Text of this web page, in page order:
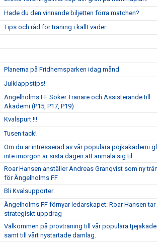
Hade du den vinnande biljetten förra matchen?
Tips och råd för träning i kallt väder
Planerna på Fridhemsparken idag månd
Julklappstips!
Ängelholms FF Söker Tränare och Assisterande till
Akademi (P15, P17, P19)
Kvalspurt !!!
Tusen tack!
Om du är intresserad av vår populära pojkakademi
inte imorgon är sista dagen att anmäla sig til
Roar Hansen anställer Andreas Granqvist som ny
för Ängelholms FF
Bli Kvalsupporter
Ängelholms FF förnyar ledarskapet: Roar Hansen tar
strategiskt uppdrag
Välkommen på provträning till vår populära
samt till vårt nystartade damlag.